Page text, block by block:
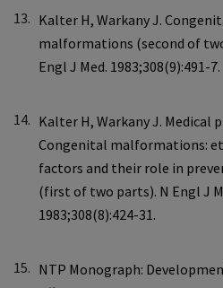
13.
14.
15.